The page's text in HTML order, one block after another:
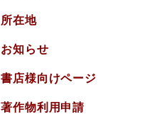
所在地
お知らせ
書店様向けページ
著作物利用申請